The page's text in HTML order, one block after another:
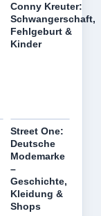
Conny Kreuter:
Schwangerschaft,
Fehlgeburt &
Kinder
Street One:
Deutsche
Modemarke
–
Geschichte,
Kleidung &
Shops